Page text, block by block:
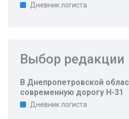
Дневник логиста
Выбор редакции
В Днепропетровской
современную дорогу Н-31
Дневник логиста